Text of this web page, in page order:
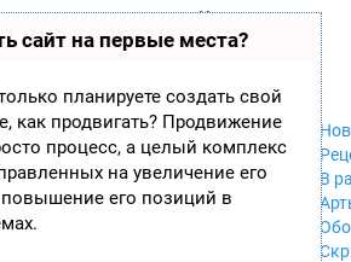
сайт на первые места?
планируете создать свой
как продвигать? Продвижение
процесс, а целый комплекс
на увеличение его
его позиций в
П
ла
ф
ор
м
ы
Xbox 360
Xbox
GameCube
PS2
PS3
В